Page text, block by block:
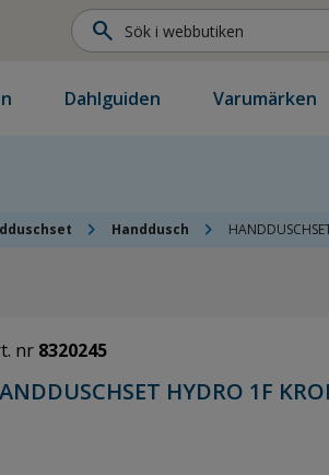
search
Dahlguiden Varumärken
chevron_right Handdusch chevron_right
nr 8320245
HYDRO 1F